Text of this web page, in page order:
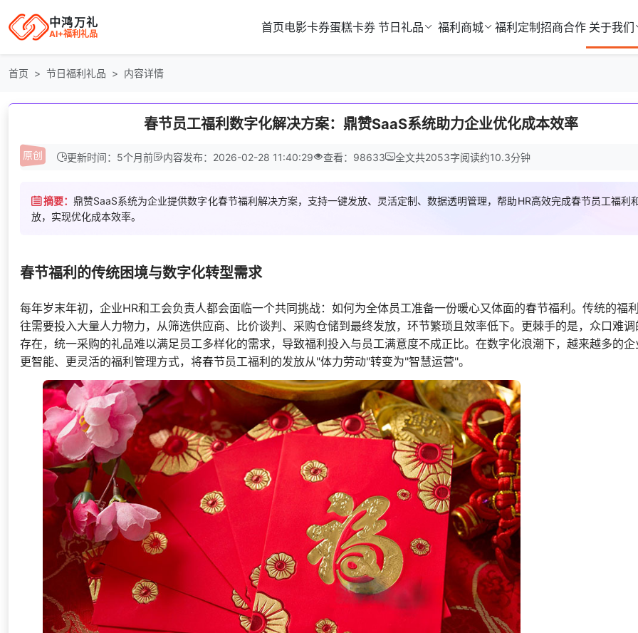
中鸿万礼
AI+福利礼品 首页电影卡券蛋糕卡券 节日礼品 福利商城 福利定制 招商合作 关于我们
首页 节日福利礼品 内容详情
春节员工福利数字化解决方案：鼎赞SaaS系统助力企业优化成本效率
更新时间：5个月前 内容发布：2026-02-28 11:40:29 查看：98633 全文共2053字阅读约10.3分钟
摘要：鼎赞SaaS系统为企业提供数字化春节福利解决方案，支持一键发放、灵活定制、数据透明管理，帮助HR高效完成春节员工福利
放，实现优化成本效率。
春节福利的传统困境与数字化转型需求
每年岁末年初，企业HR和工会负责人都会面临一个共同挑战：如何为全体员工准备一份暖心又体面的春节福利。传统的福
往需要投入大量人力物力，从筛选供应商、比价谈判、采购仓储到最终发放，环节繁琐且效率低下。更棘手的是，众口难
存在，统一采购的礼品难以满足员工多样化的需求，导致福利投入与员工满意度不成正比。在数字化浪潮下，越来越多的
更智能、更灵活的福利管理方式，将春节员工福利的发放从"体力劳动"转变为"智慧运营"。